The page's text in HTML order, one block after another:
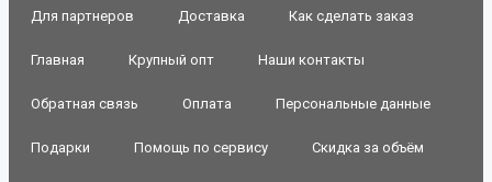
Для партнеров Доставка Как сделать заказ
Главная Крупный опт Наши контакты
Обратная связь Оплата Персональные данные
Подарки Помощь по сервису Скидка за объём